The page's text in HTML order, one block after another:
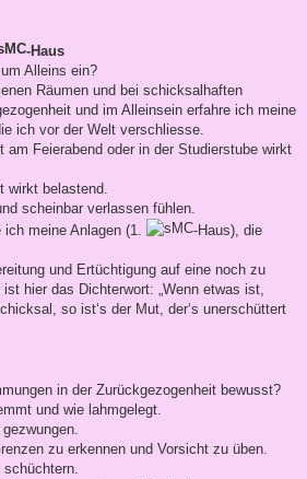
-Haus
Alleins ein?
Räumen und bei schicksalhaften
und im Alleinsein erfahre ich meine
ich vor der Welt verschliesse.
am Feierabend oder in der Studierstube wirkt
wirkt belastend.
scheinbar verlassen fühlen.
ich meine Anlagen (1.
-Haus), die
und Ertüchtigung auf eine noch zu
hier das Dichterwort: „Wenn etwas ist,
so ist‘s der Mut, der‘s unerschüttert
in der Zurückgezogenheit bewusst?
und wie lahmgelegt.
zu erkennen und Vorsicht zu üben.
schüchtern.